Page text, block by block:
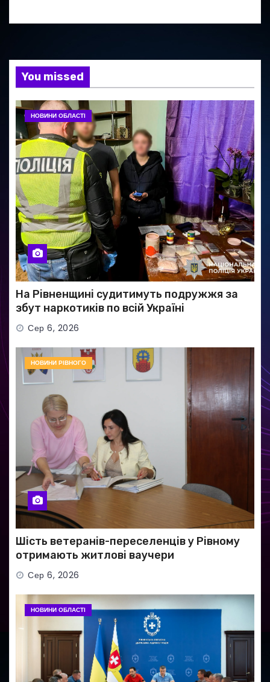
You missed
НОВИНИ ОБЛАСТІ
На Рівненщині судитимуть подружжя за
збут наркотиків по всій Україні
Сер 6, 2026
НОВИНИ РІВНОГО
Шість ветеранів-переселенців у Рівному
отримають житлові ваучери
Сер 6, 2026
НОВИНИ ОБЛАСТІ